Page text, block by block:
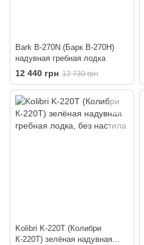
Bark B-270N (Барк В-270Н)
надувная гребная лодка
12 440 грн 12 730 грн
Kolibri K-220T (Колибри
К-220Т) зелёная надувная